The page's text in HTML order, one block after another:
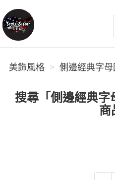
美飾風格
美飾風格 側邊經典字
搜尋「側邊經典字
商